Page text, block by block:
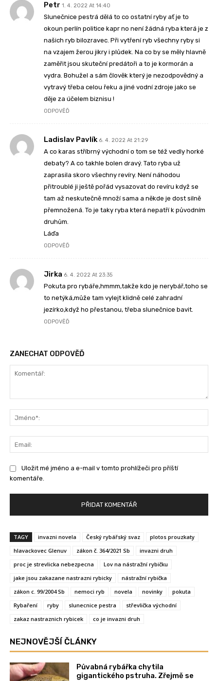
Petr 1. 4. 2022 At 14:40
Slunečnice pestrá dělá to co ostatní ryby ať je to
okoun perlín politice kapr no není žádná ryba která je z
našich ryb bilozravec. Při vytření ryb všechny ryby si
na vzajem žerou jikry i plůdek. Na co by se měly hlavně
zaměřit jsou skuteční predátoři a to je kormorán a
vydra. Bohužel a sám člověk který je nezodpovědný a
vytravý třeba celou řeku a jiné vodní zdroje jako se
děje za účelem biznisu !
ODPOVĚĎ
Ladislav Pavlík 6. 4. 2022 At 21:29
A co karas stříbrný východní o tom se též vedly horké
debaty? A co takhle bolen dravý. Tato ryba už
zaprasila skoro všechny revíry. Není náhodou
přitroublé ji ještě pořád vysazovat do revíru když se
tam až neskutečně množí sama a někde je dost silně
přemnožená. To je taky ryba která nepatří k původním
druhům.
Láďa
ODPOVĚĎ
Jirka 6. 4. 2022 At 23:35
Pokuta pro rybáře,hmmm,takže kdo je nerybář,toho se
to netýká,může tam vylejt klidně celé zahradní
jezírko,když ho přestanou, třeba slunečnice bavit.
ODPOVĚĎ
ZANECHAT ODPOVĚĎ
Uložit mé jméno a e-mail v tomto prohlížeči pro příští
komentáře.
TAGY invazni novela Český rybářský svaz
plotos prouzkaty
hlavackovec Glenuv
zákon č. 364/2021 Sb
invazni druh
proc je strevlicka nebezpecna
Lov na nástražní rybičku
jake jsou zakazane nastrazni rybicky
nástražní rybička
zákon c. 99/2004 Sb
nemoci ryb novela novinky
pokuta
Rybaření
ryby slunecnice pestra
střevlička východní
zakaz nastraznich rybicek
co je invazni druh
NEJNOVĚJŠÍ ČLÁNKY
Půvabná rybářka chytila
gigantického pstruha. Zřejmě se